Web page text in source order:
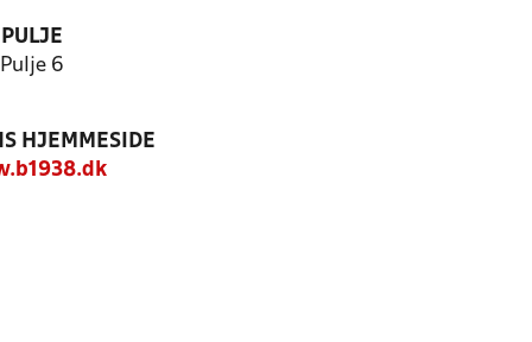
PULJE
Pulje 6
HJEMMESIDE